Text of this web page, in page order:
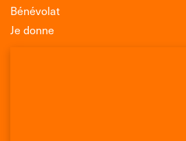
Bénévolat
Je donne